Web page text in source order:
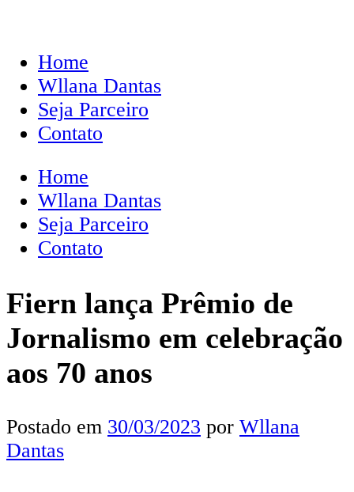
Home
Wllana Dantas
Seja Parceiro
Contato
Home
Wllana Dantas
Seja Parceiro
Contato
Fiern lança Prêmio de
Jornalismo em celebração
aos 70 anos
Postado em 30/03/2023 por Wllana
Dantas